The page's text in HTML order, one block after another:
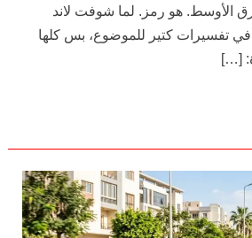
الأوسط. هو رمز. لما شوفت لاند
تفسيرات كتير للموضوع، بس كلها
[…]